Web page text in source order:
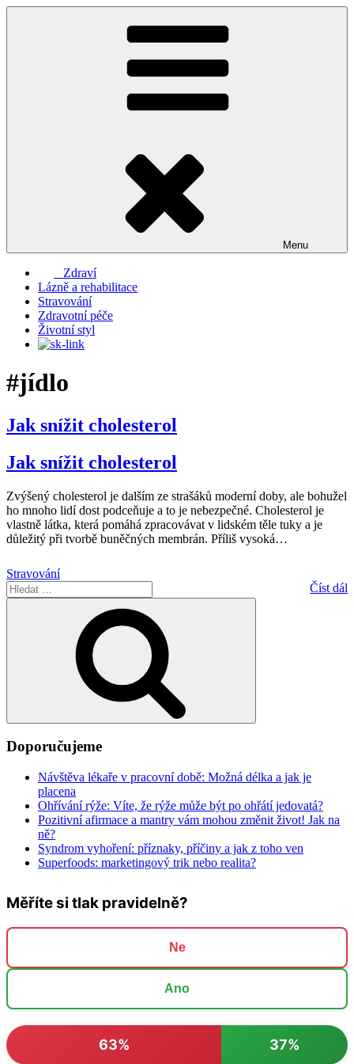
Přejít
Menu
Zdraví
Lázně a rehabilitace
Stravování
Zdravotní péče
Životní styl
#jídlo
Jak snížit cholesterol
Jak snížit cholesterol
Zvýšený cholesterol je dalším ze strašáků moderní doby, ale bohužel
ho mnoho lidí dost podceňuje a to je nebezpečné. Cholesterol je
vlastně látka, která pomáhá zpracovávat v lidském těle tuky a je
důležitý při tvorbě buněčných membrán. Příliš vysoká…
Stravování
Číst dál
Hledat:
Doporučujeme
Návštěva lékaře v pracovní době: Možná délka a jak je
placena
Ohřívání rýže: Víte, že rýže může být po ohřátí jedovatá?
Pozitivní afirmace a mantry vám mohou změnit život! Jak na
ně?
Syndrom vyhoření: příznaky, příčiny a jak z toho ven
Superfoods: marketingový trik nebo realita?
Měříte si tlak pravidelně?
Ne
Ano
63% 37%